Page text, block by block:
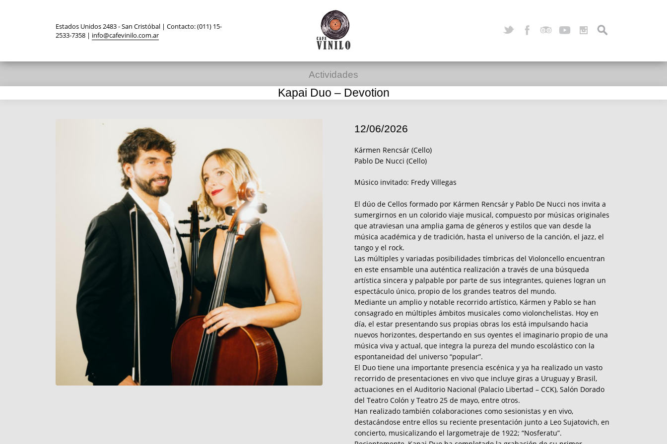
Estados Unidos 2483 - San Cristóbal | Contacto: (011) 15-
2533-7358 | info@cafevinilo.com.ar
Actividades
Kapai Duo – Devotion
12/06/2026
Kármen Rencsár (Cello)
Pablo De Nucci (Cello)
Músico invitado: Fredy Villegas
El dúo de Cellos formado por Kármen Rencsár y Pablo De Nucci nos invita a
sumergirnos en un colorido viaje musical, compuesto por músicas originales
que atraviesan una amplia gama de géneros y estilos que van desde la
música académica y de tradición, hasta el universo de la canción, el jazz, el
tango y el rock.
Las múltiples y variadas posibilidades tímbricas del Violoncello encuentran
en este ensamble una auténtica realización a través de una búsqueda
artística sincera y palpable por parte de sus integrantes, quienes logran un
espectáculo único, propio de los grandes teatros del mundo.
Mediante un amplio y notable recorrido artístico, Kármen y Pablo se han
consagrado en múltiples ámbitos musicales como violonchelistas. Hoy en
día, el estar presentando sus propias obras los está impulsando hacia
nuevos horizontes, despertando en sus oyentes el imaginario propio de una
música viva y actual, que integra la pureza del mundo escolástico con la
espontaneidad del universo “popular”.
El Duo tiene una importante presencia escénica y ya ha realizado un vasto
recorrido de presentaciones en vivo que incluye giras a Uruguay y Brasil,
actuaciones en el Auditorio Nacional (Palacio Libertad – CCK), Salón Dorado
del Teatro Colón y Teatro 25 de mayo, entre otros.
Han realizado también colaboraciones como sesionistas y en vivo,
destacándose entre ellos su reciente presentación junto a Leo Sujatovich, en
concierto, musicalizando el largometraje de 1922; “Nosferatu”.